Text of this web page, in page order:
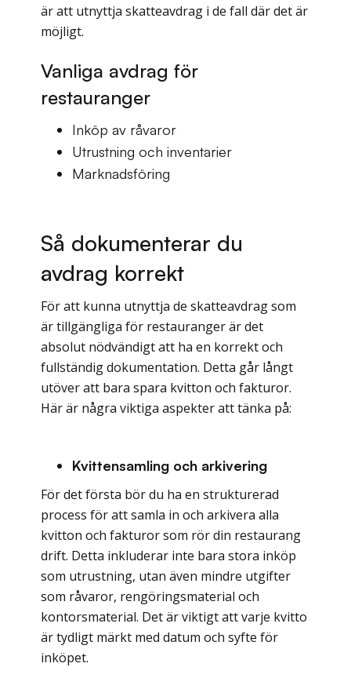
är att utnyttja skatteavdrag i de fall där det är
möjligt.
Vanliga avdrag för
restauranger
Inköp av råvaror
Utrustning och inventarier
Marknadsföring
Så dokumenterar du
avdrag korrekt
För att kunna utnyttja de skatteavdrag som
är tillgängliga för restauranger är det
absolut nödvändigt att ha en korrekt och
fullständig dokumentation. Detta går långt
utöver att bara spara kvitton och fakturor.
Här är några viktiga aspekter att tänka på:
Kvittensamling och arkivering
För det första bör du ha en strukturerad
process för att samla in och arkivera alla
kvitton och fakturor som rör din restaurang
drift. Detta inkluderar inte bara stora inköp
som utrustning, utan även mindre utgifter
som råvaror, rengöringsmaterial och
kontorsmaterial. Det är viktigt att varje kvitto
är tydligt märkt med datum och syfte för
inköpet.